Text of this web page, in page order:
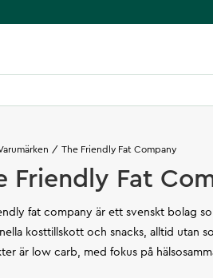
The Friendly Fat Company
Friendly Fat
fat company är ett svenskt bolag
kosttillskott och snacks, alltid utan
är low carb, med fokus på